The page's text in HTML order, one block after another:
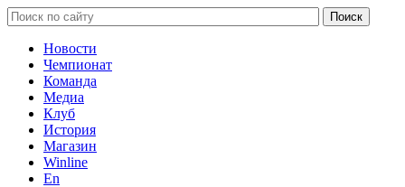
Новости
Чемпионат
Команда
Медиа
Клуб
История
Магазин
Winline
En